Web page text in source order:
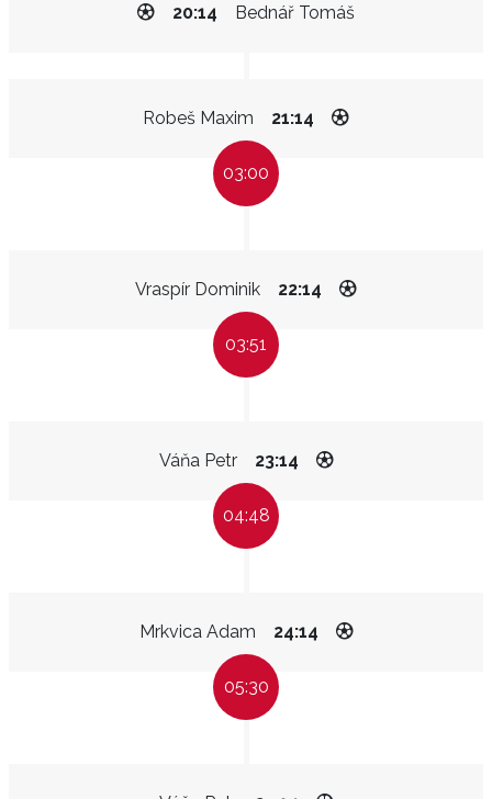
Bednář Tomáš
20:14
Robeš Maxim 21:14
03:00
Vraspír Dominik 22:14
03:51
Váňa Petr 23:14
04:48
Mrkvica Adam 24:14
05:30